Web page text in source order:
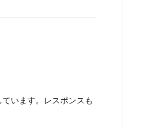
います。レスポンスも